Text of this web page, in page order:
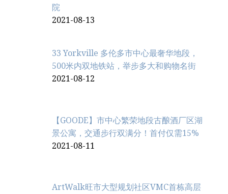
院
2021-08-13
33 Yorkville 多伦多市中心最奢华地段，
500米内双地铁站，举步多大和购物名街
2021-08-12
【GOODE】市中心繁荣地段古酿酒厂区湖
景公寓，交通步行双满分！首付仅需15%
2021-08-11
ArtWalk旺市大型规划社区VMC首栋高层